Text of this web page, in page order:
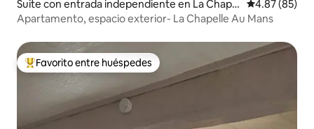
Suite con entrada independiente en La Chapel
le-au-Mans
Calificación
4.87 (85)
Apartamento, espacio exterior- La Chapelle Au Mans
De los mejores en Favorito entre huéspedes
Favorito entre huéspedes